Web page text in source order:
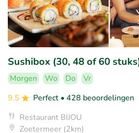
Sushibox (30, 48 of 60
Morgen Wo Do
Vr
9.5
Perfect • 428 beoordelingen
Restaurant BIJOU
Zoetermeer (2km)